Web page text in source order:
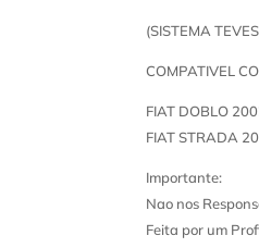
(SISTEMA
COMPATIVEL
FIAT DOBLO
FIAT STRADA
Importante:
Nao nos
Feita por um